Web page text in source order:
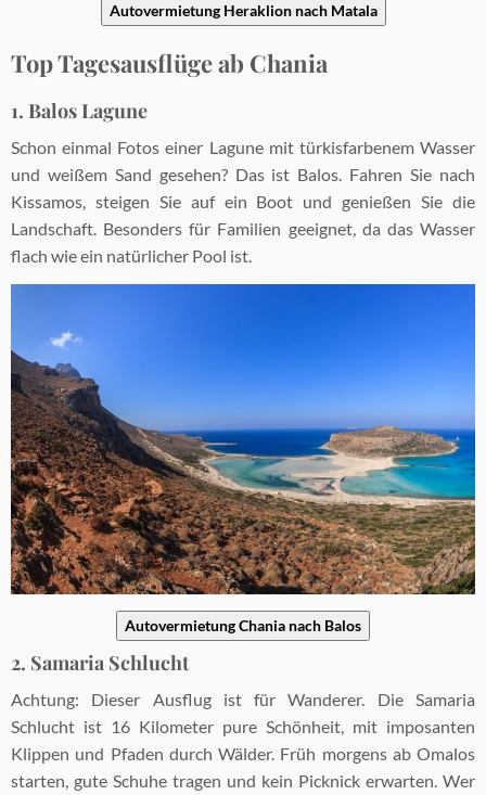
Autovermietung Heraklion nach Matala
Top Tagesausflüge ab Chania
1. Balos Lagune
Schon einmal Fotos einer Lagune mit türkisfarbenem Wasser
und weißem Sand gesehen? Das ist Balos. Fahren Sie nach
Kissamos, steigen Sie auf ein Boot und genießen Sie die
Landschaft. Besonders für Familien geeignet, da das Wasser
flach wie ein natürlicher Pool ist.
Autovermietung Chania nach Balos
2. Samaria Schlucht
Achtung: Dieser Ausflug ist für Wanderer. Die Samaria
Schlucht ist 16 Kilometer pure Schönheit, mit imposanten
Klippen und Pfaden durch Wälder. Früh morgens ab Omalos
starten, gute Schuhe tragen und kein Picknick erwarten. Wer